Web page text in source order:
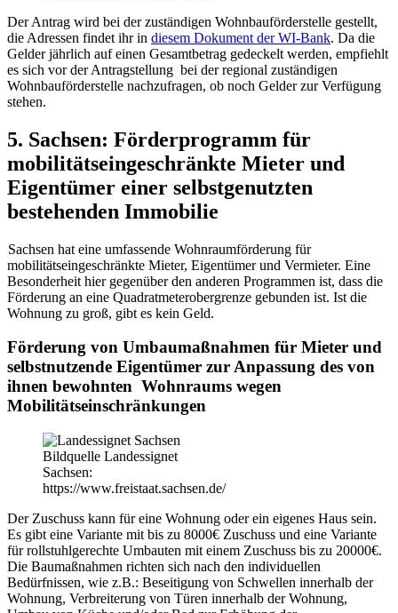
Der Antrag wird bei der zuständigen Wohnbauförderstelle gestellt,
die Adressen findet ihr in diesem Dokument der WI-Bank. Da die
Gelder jährlich auf einen Gesamtbetrag gedeckelt werden, empfiehlt
es sich vor der Antragstellung bei der regional zuständigen
Wohnbauförderstelle nachzufragen, ob noch Gelder zur Verfügung
stehen.
5. Sachsen: Förderprogramm für
mobilitätseingeschränkte Mieter und
Eigentümer einer selbstgenutzten
bestehenden Immobilie
Sachsen hat eine umfassende Wohnraumförderung für
mobilitätseingeschränkte Mieter, Eigentümer und Vermieter. Eine
Besonderheit hier gegenüber den anderen Programmen ist, dass die
Förderung an eine Quadratmeterobergrenze gebunden ist. Ist die
Wohnung zu groß, gibt es kein Geld.
Förderung von Umbaumaßnahmen für Mieter und
selbstnutzende Eigentümer zur Anpassung des von
ihnen bewohnten Wohnraums wegen
Mobilitätseinschränkungen
Bildquelle Landessignet
Sachsen:
https://www.freistaat.sachsen.de/
Der Zuschuss kann für eine Wohnung oder ein eigenes Haus sein.
Es gibt eine Variante mit bis zu 8000€ Zuschuss und eine Variante
für rollstuhlgerechte Umbauten mit einem Zuschuss bis zu 20000€.
Die Baumaßnahmen richten sich nach den individuellen
Bedürfnissen, wie z.B.: Beseitigung von Schwellen innerhalb der
Wohnung, Verbreiterung von Türen innerhalb der Wohnung,